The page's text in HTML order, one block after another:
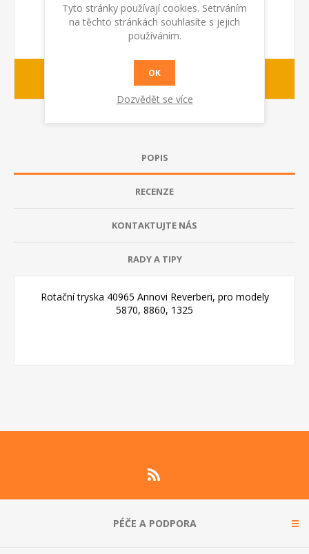
dodací lhůta :
POPIS
RECENZE
KONTAKTUJTE NÁS
RADY A TIPY
Rotační tryska 40965 Annovi Reverberi, pro modely
5870, 8860, 1325
PÉČE A PODPORA
Tyto stránky používají cookies. Setrváním
na těchto stránkách souhlasíte s jejich
používáním.
OK
Dozvědět se více